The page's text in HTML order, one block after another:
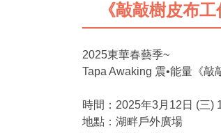
《敲敲樹皮布
2025東華春藝季~
Tapa Awaking 震•能量《敲
時間：2025年3月12日 (三)
地點：湖畔戶外廣場